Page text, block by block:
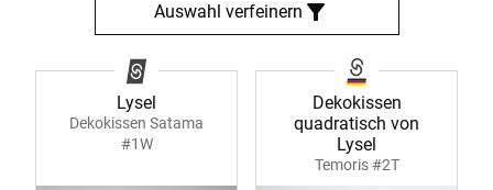
Auswahl verfeinern
Lysel
Dekokissen Satama
#1W
Dekokissen
quadratisch von
Lysel
Temoris #2T